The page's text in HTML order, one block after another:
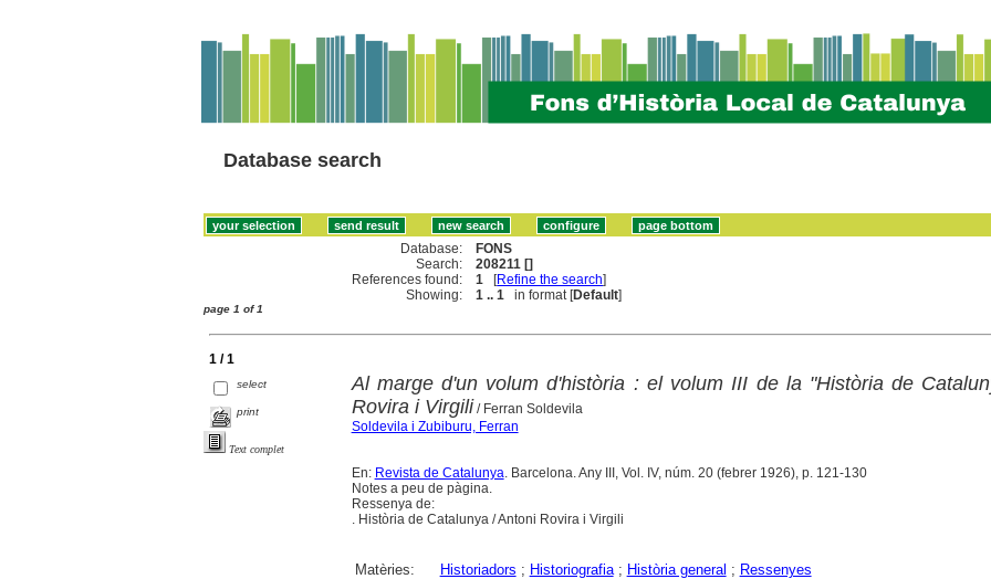
Database search
Database:
FONS
Search:
208211 []
References found:
1 [Refine the search]
Showing:
1 .. 1 in format [Default]
page 1 of 1
1 / 1
select
print
Text complet
Al marge d'un volum d'història : el volum III de la "Història de
Rovira i Virgili/ Ferran Soldevila
Soldevila i Zubiburu, Ferran
En: Revista de Catalunya. Barcelona. Any III, Vol. IV, núm. 20 (febrer 1926), p. 121-130
Notes a peu de pàgina.
Ressenya de:
. Història de Catalunya / Antoni Rovira i Virgili
Matèries: Historiadors ; Historiografia; Història general ; Ressenyes